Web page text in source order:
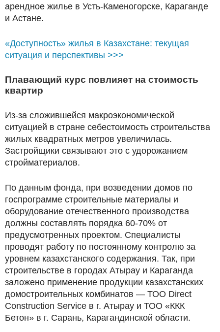
арендное жилье в Усть-Каменогорске, Караганде
и Астане.
«Доступность» жилья в Казахстане: текущая
ситуация и перспективы >>>
Плавающий курс повлияет на стоимость
квартир
Из-за сложившейся макроэкономической
ситуацией в стране себестоимость строительства
жилых квадратных метров увеличилась.
Застройщики связывают это с удорожанием
стройматериалов.
По данным фонда, при возведении домов по
госпрограмме строительные материалы и
оборудование отечественного производства
должны составлять порядка 60-70% от
предусмотренных проектом. Специалисты
проводят работу по постоянному контролю за
уровнем казахстанского содержания. Так, при
строительстве в городах Атырау и Караганда
заложено применение продукции казахстанских
домостроительных комбинатов — ТОО Direct
Construction Service в г. Атырау и ТОО «ККК
Бетон» в г. Сарань, Карагандинской области.